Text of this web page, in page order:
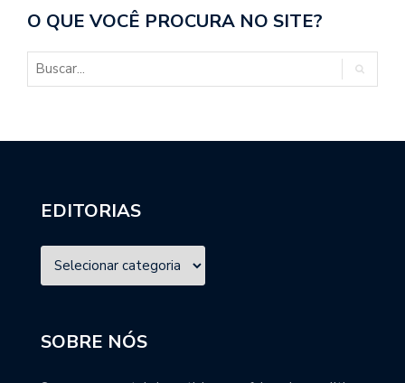
O QUE VOCÊ PROCURA NO SITE?
EDITORIAS
SOBRE NÓS